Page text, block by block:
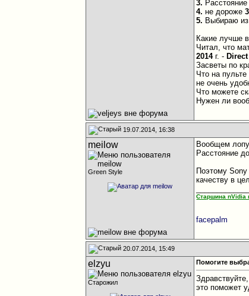
3.
4. не дороже
5. Выбираю
Какие лучше
Читал, что
2014г. -
Засветы по
Что на пульте
не очень
Что можете
Нужен ли
19.07.2014, 16:38
meilow
Green Style
Вообщем
Расстояние
Поэтому Sony
качеству в
Старшина nVidia
facepalm
20.07.2014, 15:49
elzyu
Старожил
Помогите
это поможет